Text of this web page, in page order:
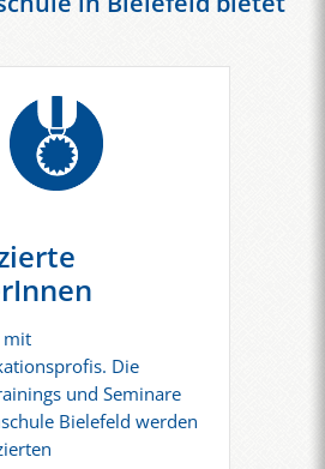
mit
Die
und Seminare
Bielefeld werden